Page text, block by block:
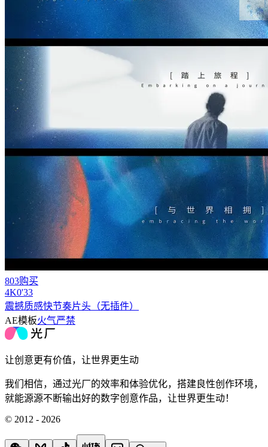
803购买
4K0'33
震撼质感快节奏片头（无插件）
AE模板火气严禁
让创意更有价值，让世界更生动
我们相信，通过光厂的效率和体验优化，搭建良性创作环境，
就能源源不断输出好的数字创意作品，让世界更生动！
© 2012 - 2026